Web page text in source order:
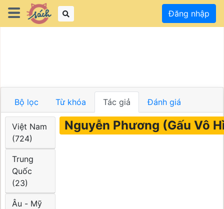
Đăng nhập
Bộ lọc Từ khóa Tác giả Đánh giá
Việt Nam
(724)
Trung
Quốc
(23)
Âu - Mỹ
Nguyễn Phương (Gấu Vô